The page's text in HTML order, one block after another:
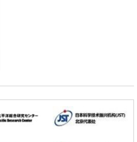
”，可应用于量子计算机
，构建网络将其打造为下一代社会
使脂质探针的高效开发成为可能